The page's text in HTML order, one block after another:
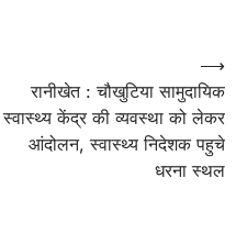
रानीखेत : चौखुटिया सामुदायिक
स्वास्थ्य केंद्र की व्यवस्था को लेकर
आंदोलन, स्वास्थ्य निदेशक पहुचे
धरना स्थल
⟶